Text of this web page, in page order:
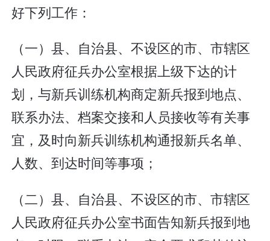
好下列工作：
（一）县、自治县、不设区的市、市辖区
人民政府征兵办公室根据上级下达的计
划，与新兵训练机构商定新兵报到地点、
联系办法、档案交接和人员接收等有关事
宜，及时向新兵训练机构通报新兵名单、
人数、到达时间等事项；
（二）县、自治县、不设区的市、市辖区
人民政府征兵办公室书面告知新兵报到地